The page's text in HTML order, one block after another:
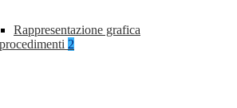
Rappresentazione grafica
2